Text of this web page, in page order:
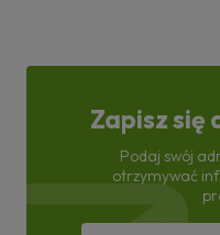
Zapisz się
Podaj swój
otrzymywać